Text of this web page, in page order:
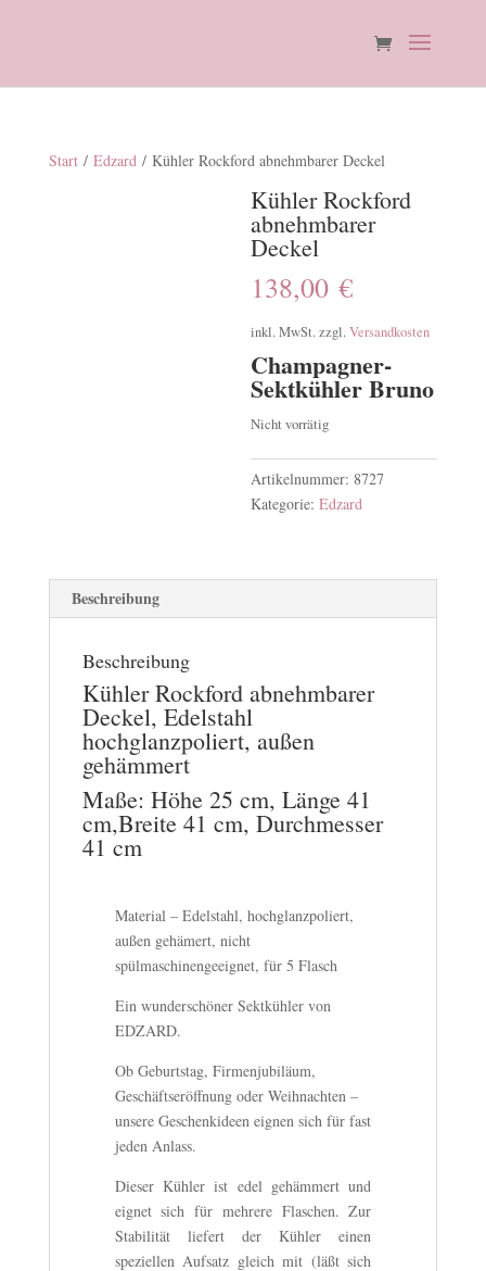
Start/ Edzard/ Kühler Rockford abnehmbarer Deckel
Kühler Rockford
abnehmbarer
Deckel
138,00€
inkl. MwSt. zzgl.Versandkosten
Champagner-
Sektkühler Bruno
Nicht vorrätig
Artikelnummer: 8727
Kategorie:Edzard
Beschreibung
Beschreibung
Kühler Rockford abnehmbarer
Deckel, Edelstahl
hochglanzpoliert, außen
gehämmert
Maße: Höhe 25 cm, Länge 41
cm,Breite 41 cm, Durchmesser
41 cm
Material – Edelstahl, hochglanzpoliert,
außen gehämert, nicht
spülmaschinengeeignet, für 5 Flasch
Ein wunderschöner Sektkühler von
EDZARD.
Ob Geburtstag, Firmenjubiläum,
Geschäftseröffnung oder Weihnachten –
unsere Geschenkideen eignen sich für fast
jeden Anlass.
Dieser Kühler ist edel gehämmert und
eignet sich für mehrere Flaschen. Zur
Stabilität liefert der Kühler einen
speziellen Aufsatz gleich mit (läßt sich